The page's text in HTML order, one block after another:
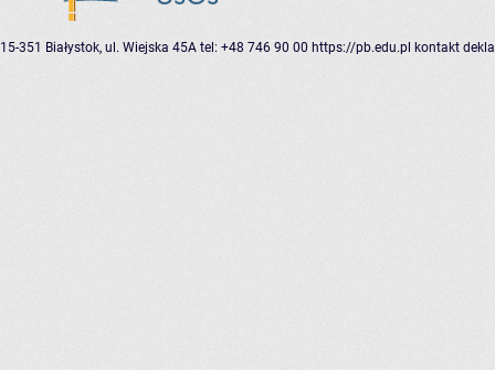
15-351 Białystok, ul. Wiejska 45A tel: +48 746 90 00 https://pb.edu.pl kontakt